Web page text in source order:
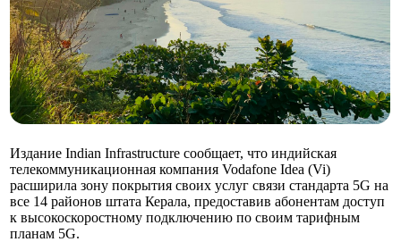
Издание Indian Infrastructure сообщает, что индийская
телекоммуникационная компания Vodafone Idea (Vi)
расширила зону покрытия своих услуг связи стандарта 5G на
все 14 районов штата Керала, предоставив абонентам доступ
к высокоскоростному подключению по своим тарифным
планам 5G.